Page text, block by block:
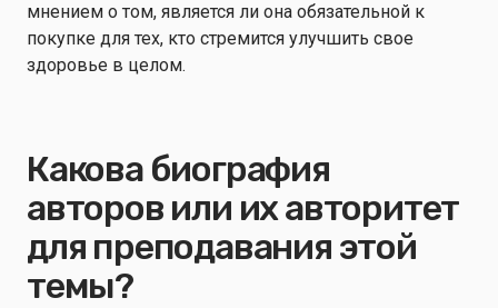
мнением о том, является ли она обязательной к
покупке для тех, кто стремится улучшить свое
здоровье в целом.
Какова биография
авторов или их авторитет
для преподавания этой
темы?